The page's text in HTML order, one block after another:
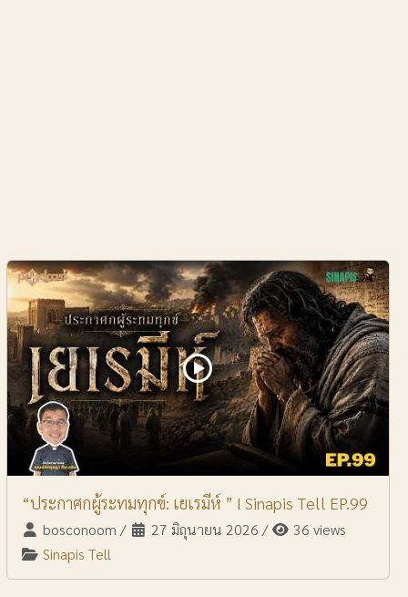
“ประกาศกผู้ระทมทุกข์: เยเรมีห์ ” I Sinapis Tell EP.99
bosconoom / 27 มิถุนายน 2026 /
36 views
Sinapis Tell